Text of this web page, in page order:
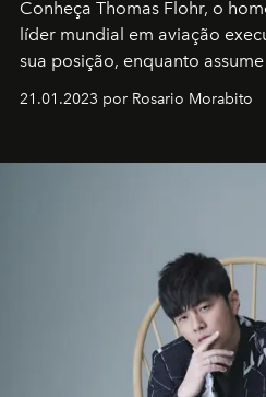
Conheça Thomas Flohr, o
líder mundial em aviação
sua posição, enquanto
em rápida evolução e
21.01.2023 por Rosario Morabito